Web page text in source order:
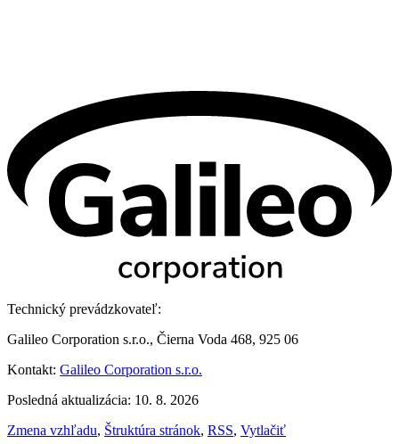
Technický prevádzkovateľ:
Galileo Corporation s.r.o., Čierna Voda 468, 925 06
Kontakt: Galileo Corporation s.r.o.
Posledná aktualizácia: 10. 8. 2026
Zmena vzhľadu, Štruktúra stránok, RSS, Vytlačiť